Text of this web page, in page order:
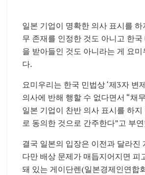
일본 기업이 명확한 의사 표시를 하
무 존재를 인정한 것도 아니고 한국
을 받아들인 것도 아니라는 게 요
다.
요미우리는 한국 민법상 ‘제3자 변
의사에 반해 행할 수 없다면서 “채
일본 기업이 찬반 의사 표시를 하
로 동의한 것으로 간주한다”고 부
결국 일본의 입장은 이전과 달라진
다만 배상 문제가 매듭지어지면 피
돼 있는 게이단렌(일본경제인연합